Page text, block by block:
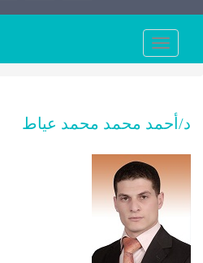
Toggle
navigation
د/أحمد محمد محمد عياط